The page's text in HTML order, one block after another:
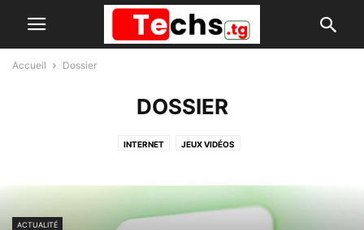
Accueil Dossier
DOSSIER
INTERNET JEUX VIDÉOS
ACTUALITÉ